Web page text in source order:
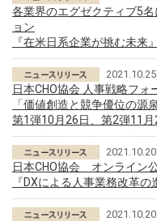
各業界のエグゼクティブ5
ョン
『在米日系企業が挑む未来
2021.10.25
日本CHO協会 人事戦略フォ
「価値創造と競争優位の源
第1弾10月26日、第2弾11
2021.10.20
日本CHO協会 オンライン
『DXによる人事業務改革
2021.10.20